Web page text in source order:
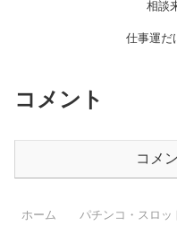
相談
仕事運だ
コメント
コメ
ホーム パチンコ・スロッ